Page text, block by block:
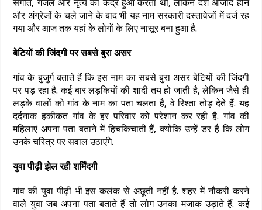
संगीत, गजल और नृत्य का केंद्र हुआ करता था, लेकिन देश आजाद होने
और अंग्रेजों के चले जाने के बाद भी यह नाम सरकारी दस्तावेजों में दर्ज रह
गया और आज तक यहां के लोगों के लिए नासूर बना हुआ है.
बेटियों की जिंदगी पर सबसे बुरा असर
गांव के बुजुर्ग बताते हैं कि इस नाम का सबसे बुरा असर बेटियों की जिंदगी
पर पड़ रहा है. कई बार लड़कियों की शादी तय हो जाती है, लेकिन जैसे ही
लड़के वालों को गांव के नाम का पता चलता है, वे रिश्ता तोड़ देते हैं. यह
दर्दनाक हकीकत गांव के हर परिवार को परेशान कर रही है. गांव की
महिलाएं अपना पता बताने में हिचकिचाती हैं, क्योंकि उन्हें डर है कि लोग
उनके चरित्र पर सवाल उठाएंगे.
युवा पीढ़ी झेल रही शर्मिंदगी
गांव की युवा पीढ़ी भी इस कलंक से अछूती नहीं है. शहर में नौकरी करने
वाले युवा जब अपना पता बताते हैं तो लोग उनका मजाक उड़ाते हैं. कई